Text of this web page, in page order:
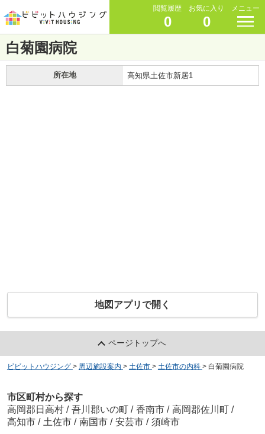
閲覧履歴
0
お気に入り
0
メニュー
白菊園病院
所在地 高知県土佐市新居1
地図アプリで開く
ページトップへ
ビビットハウジング > 周辺施設案内 > 土佐市 > 土佐市の内科 > 白菊園病院
市区町村から探す
高岡郡日高村 / 吾川郡いの町 / 香南市 / 高岡郡佐川町 /
高知市 / 土佐市 / 南国市 / 安芸市 / 須崎市